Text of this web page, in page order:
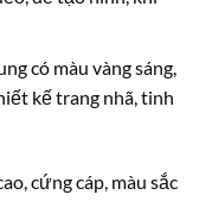
có màu vàng sáng,
kế trang nhã, tinh
cứng cáp, màu sắc